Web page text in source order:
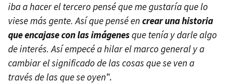
iba a hacer el tercero pensé que me gustaría que lo
viese más gente. Así que pensé en crear una historia
que encajase con las imágenesque tenía y darle algo
de interés. Así empecé a hilar el marco general y a
cambiar el significado de las cosas que se ven a
través de las que se oyen".